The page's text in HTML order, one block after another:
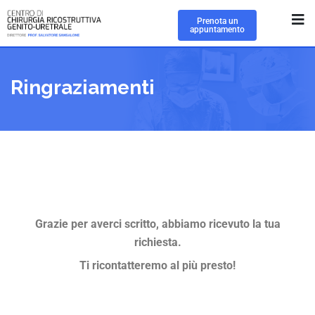
Prenota un
appuntamento
Ringraziamenti
Grazie per averci scritto, abbiamo ricevuto la tua
richiesta.
Ti ricontatteremo al più presto!